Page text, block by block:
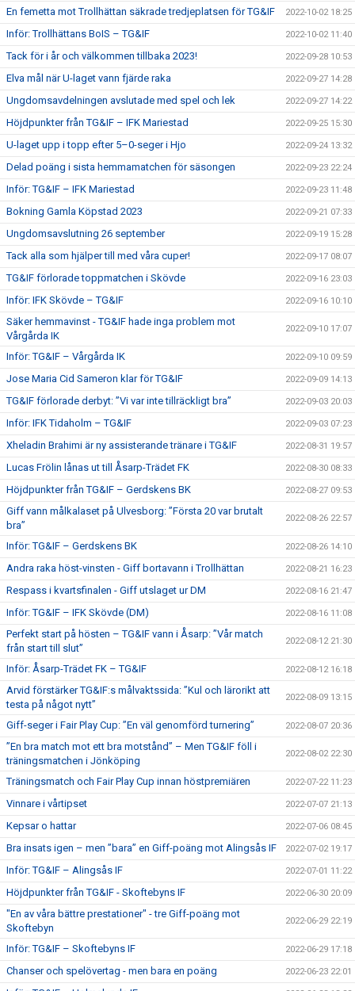
En femetta mot Trollhättan säkrade tredjeplatsen för TG&IF 2022-10-02 18:25
Inför: Trollhättans BoIS – TG&IF 2022-10-02 11:40
Tack för i år och välkommen tillbaka 2023! 2022-09-28 10:53
Elva mål när U-laget vann fjärde raka 2022-09-27 14:28
Ungdomsavdelningen avslutade med spel och lek 2022-09-27 14:22
Höjdpunkter från TG&IF – IFK Mariestad 2022-09-25 15:30
U-laget upp i topp efter 5–0-seger i Hjo 2022-09-24 13:32
Delad poäng i sista hemmamatchen för säsongen 2022-09-23 22:24
Inför: TG&IF – IFK Mariestad 2022-09-23 11:48
Bokning Gamla Köpstad 2023 2022-09-21 07:33
Ungdomsavslutning 26 september 2022-09-19 15:28
Tack alla som hjälper till med våra cuper! 2022-09-17 08:07
TG&IF förlorade toppmatchen i Skövde 2022-09-16 23:03
Inför: IFK Skövde – TG&IF 2022-09-16 10:10
Säker hemmavinst - TG&IF hade inga problem mot
Vårgårda IK
2022-09-10 17:07
Inför: TG&IF – Vårgårda IK 2022-09-10 09:59
Jose Maria Cid Sameron klar för TG&IF 2022-09-09 14:13
TG&IF förlorade derbyt: ”Vi var inte tillräckligt bra” 2022-09-03 20:03
Inför: IFK Tidaholm – TG&IF 2022-09-03 07:23
Xheladin Brahimi är ny assisterande tränare i TG&IF 2022-08-31 19:57
Lucas Frölin lånas ut till Åsarp-Trädet FK 2022-08-30 08:33
Höjdpunkter från TG&IF – Gerdskens BK 2022-08-27 09:53
Giff vann målkalaset på Ulvesborg: ”Första 20 var brutalt
bra”
2022-08-26 22:57
Inför: TG&IF – Gerdskens BK 2022-08-26 14:10
Andra raka höst-vinsten - Giff bortavann i Trollhättan 2022-08-21 16:23
Respass i kvartsfinalen - Giff utslaget ur DM 2022-08-16 21:47
Inför: TG&IF – IFK Skövde (DM) 2022-08-16 11:08
Perfekt start på hösten – TG&IF vann i Åsarp: ”Vår match
från start till slut”
2022-08-12 21:30
Inför: Åsarp-Trädet FK – TG&IF 2022-08-12 16:18
Arvid förstärker TG&IF:s målvaktssida: ”Kul och lärorikt att
testa på något nytt”
2022-08-09 13:15
Giff-seger i Fair Play Cup: ”En väl genomförd turnering” 2022-08-07 20:36
”En bra match mot ett bra motstånd” – Men TG&IF föll i
träningsmatchen i Jönköping
2022-08-02 22:30
Träningsmatch och Fair Play Cup innan höstpremiären 2022-07-22 11:23
Vinnare i vårtipset 2022-07-07 21:13
Kepsar o hattar 2022-07-06 08:45
Bra insats igen – men ”bara” en Giff-poäng mot Alingsås IF 2022-07-02 19:17
Inför: TG&IF – Alingsås IF 2022-07-01 11:22
Höjdpunkter från TG&IF - Skoftebyns IF 2022-06-30 20:09
"En av våra bättre prestationer" - tre Giff-poäng mot
Skoftebyn
2022-06-29 22:19
Inför: TG&IF – Skoftebyns IF 2022-06-29 17:18
Chanser och spelövertag - men bara en poäng 2022-06-23 22:01